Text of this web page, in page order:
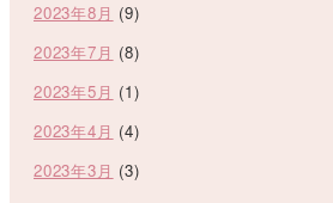
2023年8月 (9)
2023年7月 (8)
2023年5月 (1)
2023年4月 (4)
2023年3月 (3)